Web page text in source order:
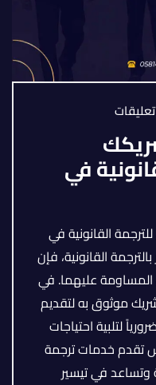
في
القانونية في
القانونية، فإن
المساومة عليهما. في
شريك موثوق به لتقديم
لتلبية احتياجات
تقدم خدمات ترجمة
وتساعد في تيسير